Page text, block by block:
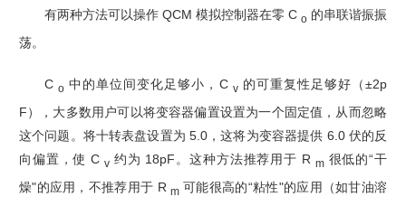
有两种方法可以操作 QCM 模拟控制器在零 Co 的串联谐振振
荡。
C o 中的单位间变化足够小，C v的可重复性足够好（±2p
F），大多数用户可以将变容器偏置设置为一个固定值，从而忽略
这个问题。将十转表盘设置为 5.0，这将为变容器提供 6.0 伏的反
向偏置，使 C v约为 18pF。这种方法推荐用于 R m 很低的“干
燥"的应用，不推荐用于 R m 可能很高的“粘性"的应用（如甘油溶